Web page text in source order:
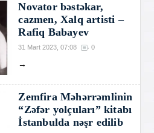
Novator bəstəkar,
cazmen, Xalq artisti –
Rafiq Babayev
31 Mart 2023, 07:08 0
→
Zemfira Məhərrəmlinin
“Zəfər yolçuları” kitabı
İstanbulda nəşr edilib